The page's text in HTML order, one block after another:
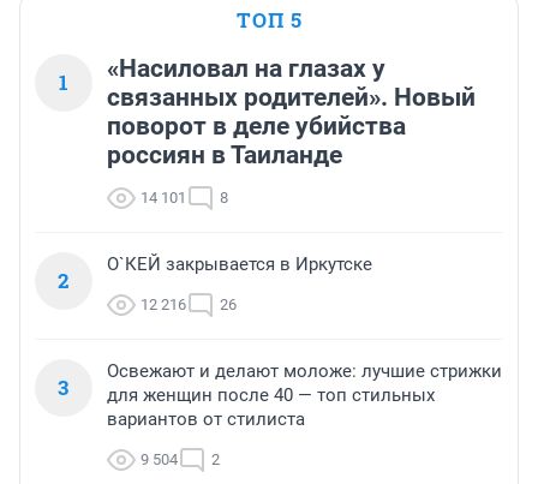
ТОП 5
1
«Насиловал на глазах у
связанных родителей». Новый
поворот в деле убийства
россиян в Таиланде
14 101 8
2
О`КЕЙ закрывается в Иркутске
12 216 26
3
Освежают и делают моложе: лучшие стрижки
для женщин после 40 — топ стильных
вариантов от стилиста
9 504 2